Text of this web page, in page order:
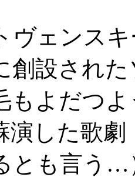
ヴェンス
創設され
もよだつ
演した歌
とも言う…